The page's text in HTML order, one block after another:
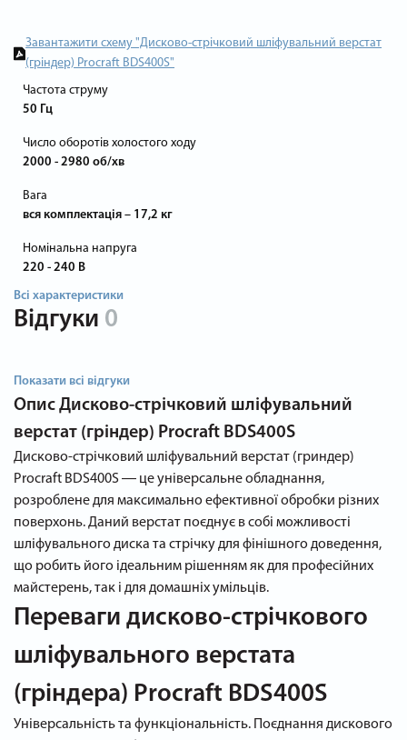
Завантажити схему "Дисково-стрічковий шліфувальний верстат
(гріндер) Procraft BDS400S"
Частота струму
50 Гц
Число оборотів холостого ходу
2000 - 2980 об/хв
Вага
вся комплектація – 17,2 кг
Номінальна напруга
220 - 240 В
Всі характеристики
Відгуки 0
Показати всі відгуки
Опис Дисково-стрічковий шліфувальний
верстат (гріндер) Procraft BDS400S
Дисково-стрічковий шліфувальний верстат (гриндер)
Procraft BDS400S ― це універсальне обладнання,
розроблене для максимально ефективної обробки різних
поверхонь. Даний верстат поєднує в собі можливості
шліфувального диска та стрічку для фінішного доведення,
що робить його ідеальним рішенням як для професійних
майстерень, так і для домашніх умільців.
Переваги дисково-стрічкового
шліфувального верстата
(гріндера) Procraft BDS400S
Універсальність та функціональність. Поєднання дискового